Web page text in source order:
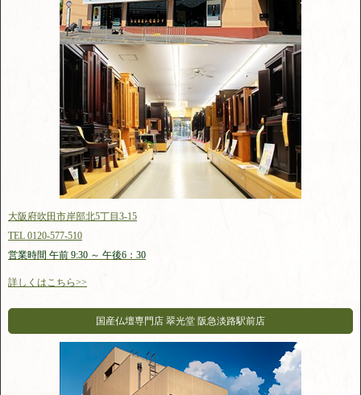
大阪府吹田市岸部北5丁目3-15
TEL 0120-577-510
営業時間 午前 9:30 ～ 午後6：30
詳しくはこちら>>
国産仏壇専門店 翠光堂 阪急淡路駅前店